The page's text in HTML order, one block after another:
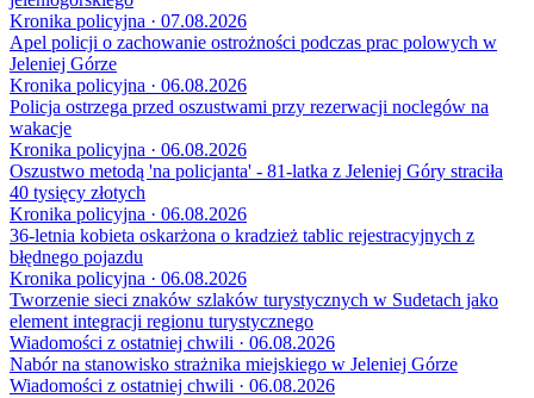
Kronika policyjna · 07.08.2026
Apel policji o zachowanie ostrożności podczas prac polowych w
Jeleniej Górze
Kronika policyjna · 06.08.2026
Policja ostrzega przed oszustwami przy rezerwacji noclegów na
wakacje
Kronika policyjna · 06.08.2026
Oszustwo metodą 'na policjanta' - 81-latka z Jeleniej Góry straciła
40 tysięcy złotych
Kronika policyjna · 06.08.2026
36-letnia kobieta oskarżona o kradzież tablic rejestracyjnych z
błędnego pojazdu
Kronika policyjna · 06.08.2026
Tworzenie sieci znaków szlaków turystycznych w Sudetach jako
element integracji regionu turystycznego
Wiadomości z ostatniej chwili · 06.08.2026
Nabór na stanowisko strażnika miejskiego w Jeleniej Górze
Wiadomości z ostatniej chwili · 06.08.2026